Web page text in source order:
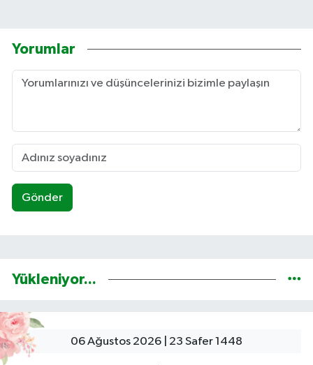
Yorumlar
Gönder
Yükleniyor...
06 Ağustos 2026 | 23 Safer 1448